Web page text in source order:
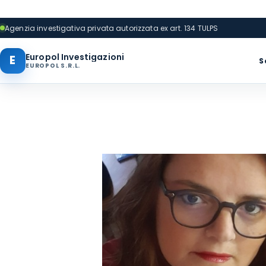
Agenzia investigativa privata autorizzata ex art. 134 TULPS
E Europol Investigazioni
EUROPOL S.R.L.